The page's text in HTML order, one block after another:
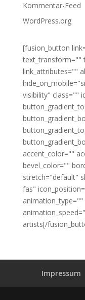
Kommentar-Feed
WordPress.org
[fusion_button
text_transform=""
link_attributes=""
visibility" class=""
accent_color=""
bevel_color=""
stretch="default"
fas"
artists[/
Impressum